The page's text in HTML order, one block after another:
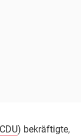
CDU) bekräftigte,